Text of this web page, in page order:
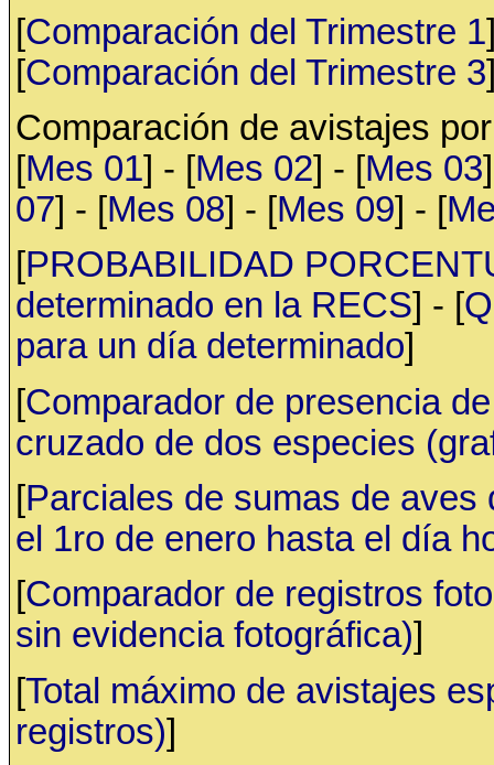
[Comparación del Trimestre 1
[Comparación del Trimestre 3
Comparación de avistajes
[Mes 01] - [Mes 02] - [Mes 03
07] - [Mes 08] - [Mes 09] - [
[PROBABILIDAD
determinado en la RECS] - [
para un día determinado]
[Comparador de presencia
cruzado de dos especies
[Parciales de sumas de
el 1ro de enero hasta el día
[Comparador de registros
sin evidencia fotográfica)]
[Total máximo de avistajes
registros)]